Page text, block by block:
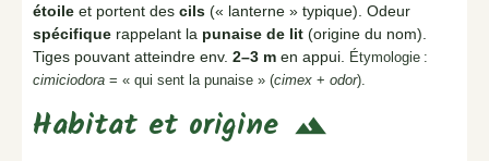
étoile et portent des cils (« lanterne » typique). Odeur
spécifique rappelant la punaise de lit (origine du nom).
Tiges pouvant atteindre env. 2–3 m en appui.
Étymologie :
cimiciodora = « qui sent la punaise » (cimex + odor).
Habitat et origine terrain